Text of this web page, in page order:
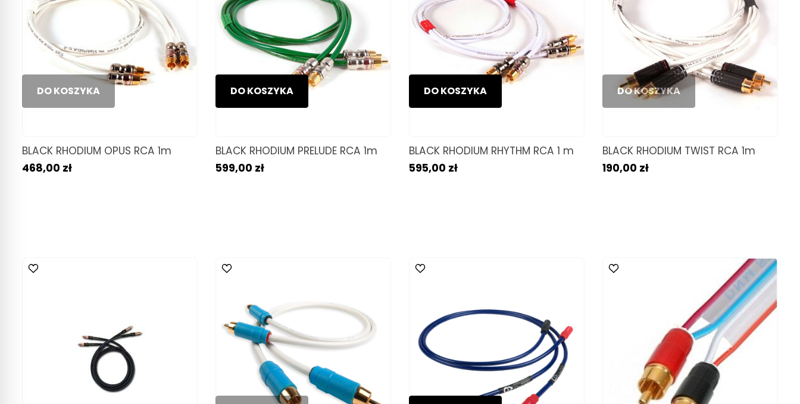
DO KOSZYKA
BLACK RHODIUM OPUS RCA 1m
468,00 zł
DO KOSZYKA
BLACK RHODIUM PRELUDE RCA 1m
599,00 zł
DO KOSZYKA
BLACK RHODIUM RHYTHM RCA 1 m
595,00 zł
DO KOSZYKA
BLACK RHODIUM TWIST RCA 1m
190,00 zł